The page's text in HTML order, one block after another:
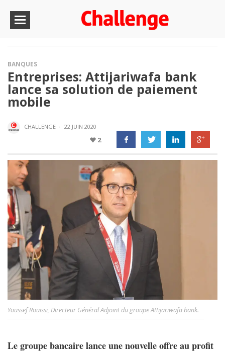
BANQUES
Entreprises: Attijariwafa bank
lance sa solution de paiement
mobile
CHALLENGE · 22 JUIN 2020
2
Youssef Rouissi, Directeur Général Adjoint du groupe Attijariwafa bank.
Le groupe bancaire lance une nouvelle offre au profit